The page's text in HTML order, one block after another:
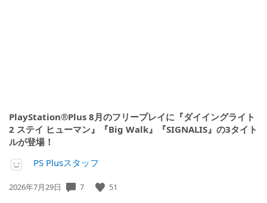
PlayStation®Plus 8月のフリープレイに『ダイイングライト
2 ステイ ヒューマン』『Big Walk』『SIGNALIS』の3タイト
ルが登場！
PS Plusスタッフ
公
2026年7月29日 7 51